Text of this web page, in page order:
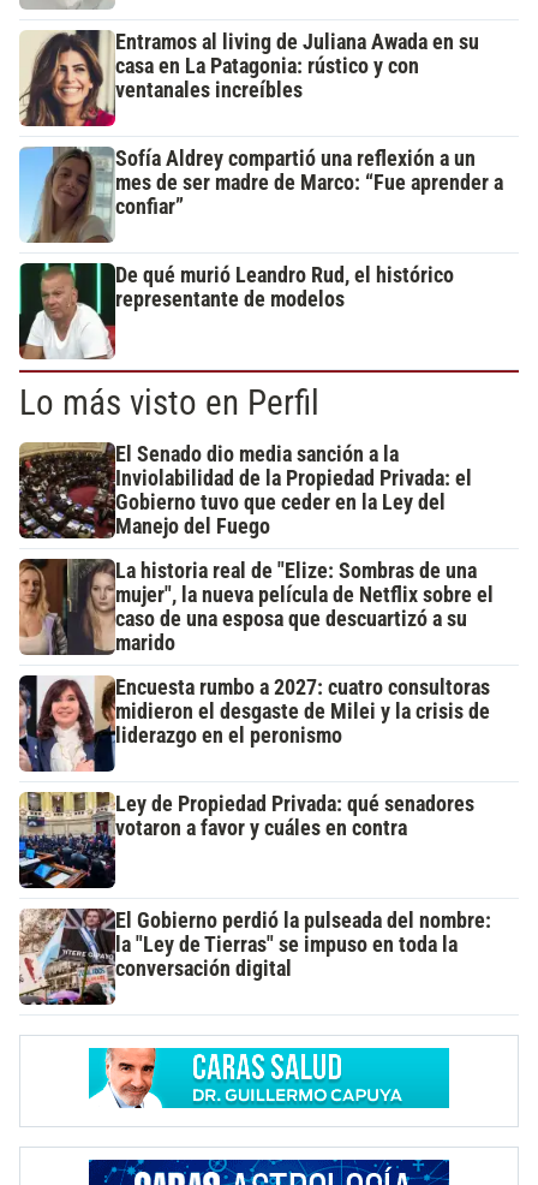
Entramos al living de Juliana Awada en su
casa en La Patagonia: rústico y con
ventanales increíbles
Sofía Aldrey compartió una reflexión a un
mes de ser madre de Marco: “Fue aprender a
confiar”
De qué murió Leandro Rud, el histórico
representante de modelos
Lo más visto en Perfil
El Senado dio media sanción a la
Inviolabilidad de la Propiedad Privada: el
Gobierno tuvo que ceder en la Ley del
Manejo del Fuego
La historia real de "Elize: Sombras de una
mujer", la nueva película de Netflix sobre el
caso de una esposa que descuartizó a su
marido
Encuesta rumbo a 2027: cuatro consultoras
midieron el desgaste de Milei y la crisis de
liderazgo en el peronismo
Ley de Propiedad Privada: qué senadores
votaron a favor y cuáles en contra
El Gobierno perdió la pulseada del nombre:
la "Ley de Tierras" se impuso en toda la
conversación digital